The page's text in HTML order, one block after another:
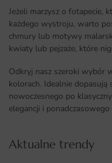
Jeżeli marzysz o fotapecie,
każdego wystroju, warto
chmury lub motywy
kwiaty lub pejzaże, które
Odkryj nasz szeroki wybór
kolorach. Idealnie
nowoczesnego po
elegancji i
Aktualne trendy​